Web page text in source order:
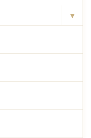
▾